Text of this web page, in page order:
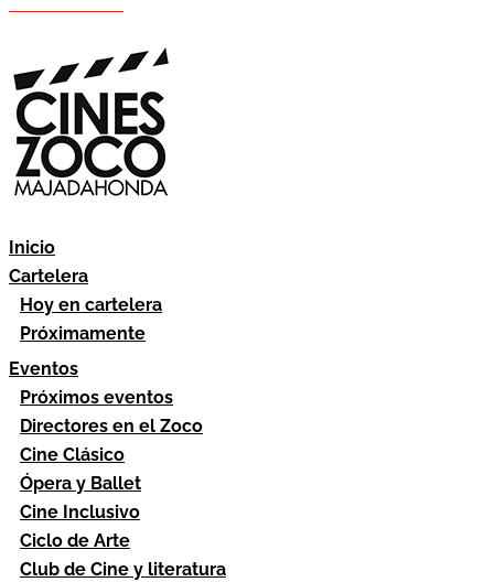
Inicio
Cartelera
Hoy en cartelera
Próximamente
Eventos
Próximos eventos
Directores en el Zoco
Cine Clásico
Ópera y Ballet
Cine Inclusivo
Ciclo de Arte
Club de Cine y literatura